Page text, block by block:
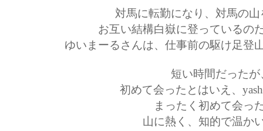
対馬に転勤になり、対馬の
お互い結構白嶽に登っているの
ゆいまーるさんは、仕事前の駆け足登
短い時間だった
初めて会ったとはいえ、
まったく初めて会っ
山に熱く、知的で温か